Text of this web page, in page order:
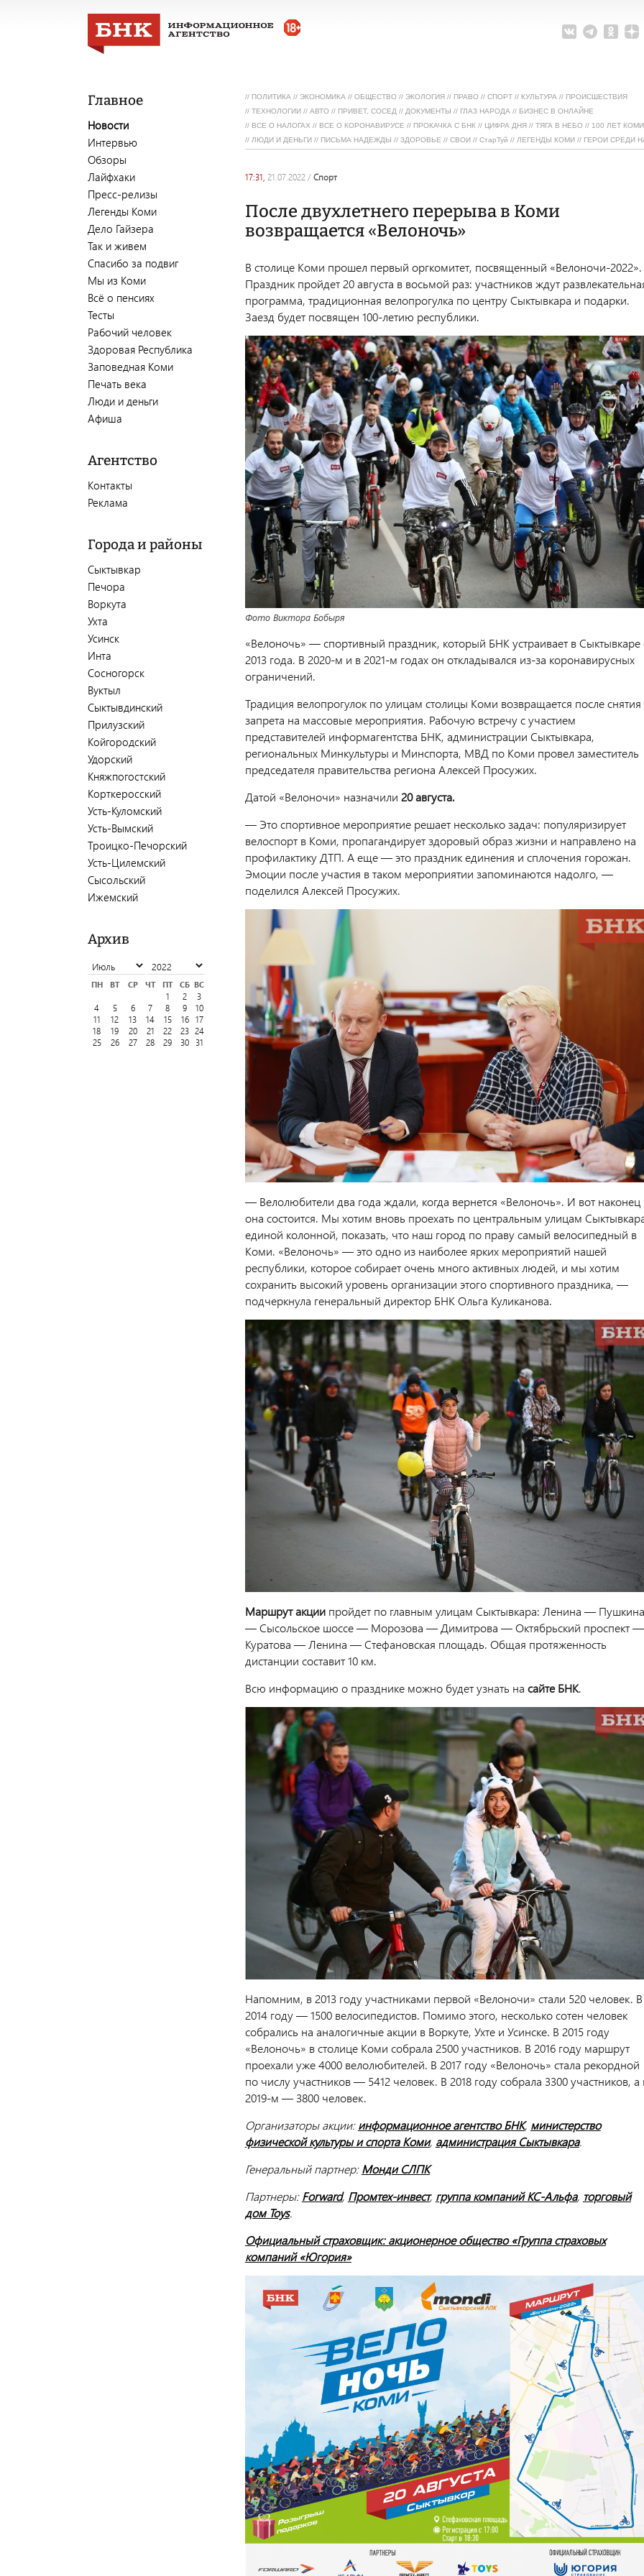
Главное
Новости
Интервью
Обзоры
Лайфхаки
Пресс-релизы
Легенды Коми
Дело Гайзера
Так и живем
Спасибо за подвиг
Мы из Коми
Всё о пенсиях
Тесты
Рабочий человек
Здоровая Республика
Заповедная Коми
Печать века
Люди и деньги
Афиша
Агентство
Контакты
Реклама
Города и районы
Сыктывкар
Печора
Воркута
Ухта
Усинск
Инта
Сосногорск
Вуктыл
Сыктывдинский
Прилузский
Койгородский
Удорский
Княжпогостский
Корткеросский
Усть-Куломский
Усть-Вымский
Троицко-Печорский
Усть-Цилемский
Сысольский
Ижемский
Архив
ПН ВТ СР ЧТ ПТ СБ ВС
1
2
3
4
5 6 7 8 9
10
11
12 13 14 15 16
17
18
19 20 21 22 23 24
25
26 27 28 29 30 31
// ПОЛИТИКА // ЭКОНОМИКА // ОБЩЕСТВО // ЭКОЛОГИЯ // ПРАВО // СПОРТ // КУЛЬТУРА // ПРОИСШЕСТВИЯ
// ТЕХНОЛОГИИ // АВТО // ПРИВЕТ, СОСЕД // ДОКУМЕНТЫ // ГЛАЗ НАРОДА // БИЗНЕС В ОНЛАЙНЕ
// ВСЕ О НАЛОГАХ // ВСЕ О КОРОНАВИРУСЕ // ПРОКАЧКА С БНК // ЦИФРА ДНЯ // ТЯГА В НЕБО // 100 ЛЕТ КОМИ
// ЛЮДИ И ДЕНЬГИ // ПИСЬМА НАДЕЖДЫ // ЗДОРОВЬЕ // СВОИ // СтарТуй // ЛЕГЕНДЫ КОМИ // ГЕРОИ СРЕДИ
17:31, 21.07.2022 / спорт
После двухлетнего перерыва в Коми
возвращается «Велоночь»
В столице Коми прошел первый оргкомитет, посвященный «Велоночи-2022».
Праздник пройдет 20 августа в восьмой раз: участников ждут
программа, традиционная велопрогулка по центру Сыктывкара и подарки.
Заезд будет посвящен 100-летию республики.
Фото Виктора Бобыря
«Велоночь» — спортивный праздник, который БНК устраивает в Сыктывкаре
2013 года. В 2020-м и в 2021-м годах он откладывался из-за коронавирусных
ограничений.
Традиция велопрогулок по улицам столицы Коми возвращается после снятия
запрета на массовые мероприятия. Рабочую встречу с участием
представителей информагентства БНК, администрации Сыктывкара,
региональных Минкультуры и Минспорта, МВД по Коми провел заместитель
председателя правительства региона Алексей Просужих.
Датой «Велоночи» назначили 20 августа.
— Это спортивное мероприятие решает несколько задач: популяризирует
велоспорт в Коми, пропагандирует здоровый образ жизни и направлено на
профилактику ДТП. А еще — это праздник единения и сплочения горожан.
Эмоции после участия в таком мероприятии запоминаются надолго, —
поделился Алексей Просужих.
— Велолюбители два года ждали, когда вернется «Велоночь». И вот наконец
она состоится. Мы хотим вновь проехать по центральным улицам
единой колонной, показать, что наш город по праву самый велосипедный в
Коми. «Велоночь» — это одно из наиболее ярких мероприятий нашей
республики, которое собирает очень много активных людей, и мы хотим
сохранить высокий уровень организации этого спортивного праздника, —
подчеркнула генеральный директор БНК Ольга Куликанова.
Маршрут акциипройдет по главным улицам Сыктывкара: Ленина — Пушкина
— Сысольское шоссе — Морозова — Димитрова — Октябрьский проспект —
Куратова — Ленина — Стефановская площадь. Общая протяженность
дистанции составит 10 км.
Всю информацию о празднике можно будет узнать на сайте БНК.
Напомним, в 2013 году участниками первой «Велоночи» стали 520 человек. В
2014 году — 1500 велосипедистов. Помимо этого, несколько сотен человек
собрались на аналогичные акции в Воркуте, Ухте и Усинске. В 2015 году
«Велоночь» в столице Коми собрала 2500 участников. В 2016 году маршрут
проехали уже 4000 велолюбителей. В 2017 году «Велоночь» стала рекордной
по числу участников — 5412 человек. В 2018 году собрала 3300 участников, а
2019-м — 3800 человек.
Организаторы акции:информационное агентство БНК, министерство
физической культуры и спорта Коми, администрация Сыктывкара.
Генеральный партнер:Монди СЛПК
Партнеры:Forward, Промтех-инвест, группа компаний КС-Альфа, торговый
дом Toys.
Официальный страховщик: акционерное общество «Группа страховых
компаний «Югория»